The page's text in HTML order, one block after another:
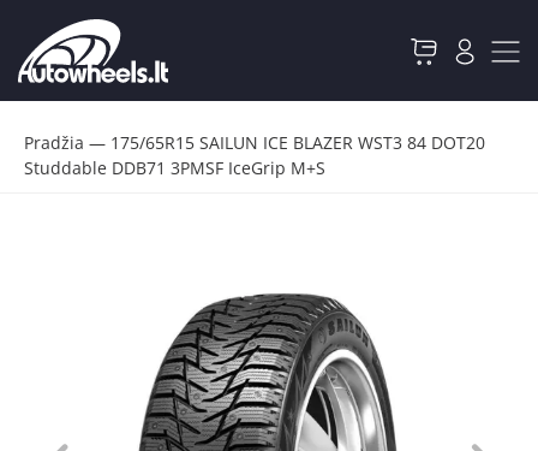
Pradžia — 175/65R15 SAILUN ICE BLAZER WST3 84 DOT20
Studdable DDB71 3PMSF IceGrip M+S